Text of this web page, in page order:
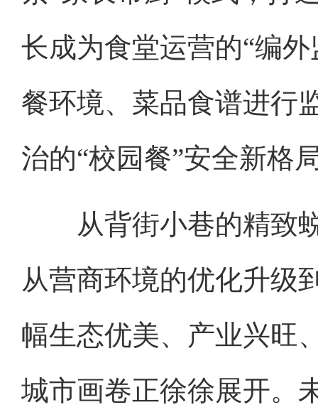
长成为食堂运营的“编
餐环境、菜品食谱进行
治的“校园餐”安全新格
从背街小巷的精致蜕
从营商环境的优化升级
幅生态优美、产业兴旺
城市画卷正徐徐展开。